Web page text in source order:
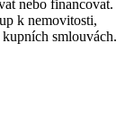
nebo financovat.
k nemovitosti,
smlouvách.